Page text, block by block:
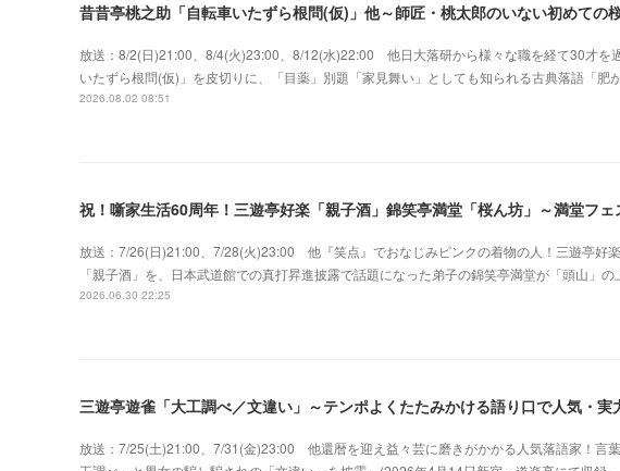
昔昔亭桃之助「自転車いたずら根問(仮)」他～師匠・桃太郎のいない初めての
放送：8/2(日)21:00、8/4(火)23:00、8/12(水)22:00 他日大落研から様々な職を経て30才を
いたずら根問(仮)」を皮切りに、「目薬」別題「家見舞い」としても知られる古典落語「肥
2026.08.02 08:51
祝！噺家生活60周年！三遊亭好楽「親子酒」錦笑亭満堂「桜ん坊」～満堂フェ
放送：7/26(日)21:00、7/28(火)23:00 他『笑点』でおなじみピンクの着物の人！三遊亭好
「親子酒」を、日本武道館での真打昇進披露で話題になった弟子の錦笑亭満堂が「頭山」
2026.06.30 22:25
三遊亭遊雀「大工調べ／文違い」～テンポよくたたみかける語り口で人気・実
放送：7/25(土)21:00、7/31(金)23:00 他還暦を迎え益々芸に磨きがかかる人気落語家！言